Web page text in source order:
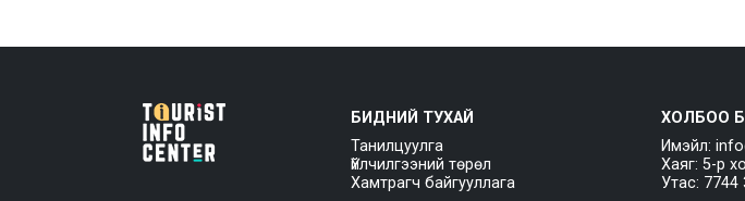
БИДНИЙ ТУХАЙ
Танилцуулга
Үйлчилгээний төрөл
Хамтрагч байгууллага
ХОЛБОО
Имэйл:
Хаяг: 5-р
Утас: 7744